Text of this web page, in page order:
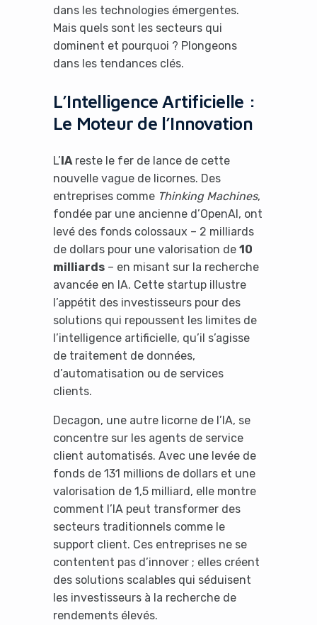
dans les technologies émergentes.
Mais quels sont les secteurs qui
dominent et pourquoi ? Plongeons
dans les tendances clés.
L’Intelligence Artificielle :
Le Moteur de l’Innovation
L’IAreste le fer de lance de cette
nouvelle vague de licornes. Des
entreprises comme Thinking Machines,
fondée par une ancienne d’OpenAI, ont
levé des fonds colossaux – 2 milliards
de dollars pour une valorisation de 10
milliards– en misant sur la recherche
avancée en IA. Cette startup illustre
l’appétit des investisseurs pour des
solutions qui repoussent les limites de
l’intelligence artificielle, qu’il s’agisse
de traitement de données,
d’automatisation ou de services
clients.
Decagon, une autre licorne de l’IA, se
concentre sur les agents de service
client automatisés. Avec une levée de
fonds de 131 millions de dollars et une
valorisation de 1,5 milliard, elle montre
comment l’IA peut transformer des
secteurs traditionnels comme le
support client. Ces entreprises ne se
contentent pas d’innover ; elles créent
des solutions scalables qui séduisent
les investisseurs à la recherche de
rendements élevés.